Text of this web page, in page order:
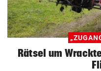
Rätsel um